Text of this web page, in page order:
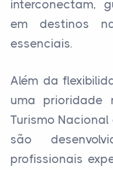
interconectam,
em destinos
essenciais.
Além da
uma prioridade
Turismo Nacional
são
profissionais